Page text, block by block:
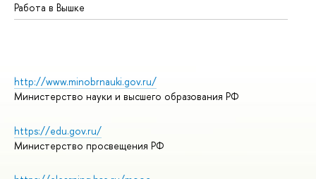
Работа в Вышке
http://www.minobrnauki.gov.ru/
Министерство науки и высшего образования РФ
https://edu.gov.ru/
Министерство просвещения РФ